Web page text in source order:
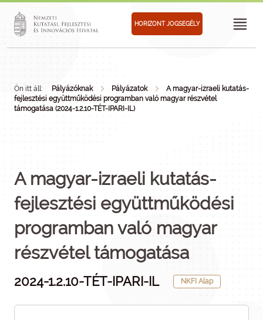
HORIZONT JOGSEGÉLY
Ön itt áll: Pályázóknak Pályázatok
A magyar-izraeli kutatás-
fejlesztési együttműködési programban való magyar részvétel
támogatása (2024-1.2.10-TÉT-IPARI-IL)
A magyar-izraeli kutatás-
fejlesztési együttműködési
programban való magyar
részvétel támogatása
2024-1.2.10-TÉT-IPARI-IL NKFI Alap